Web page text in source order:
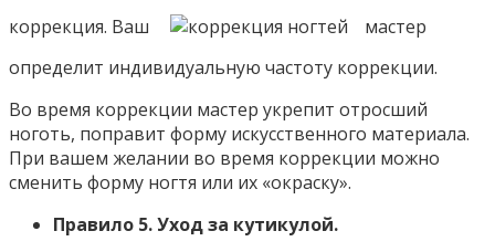
коррекция. Ваш
мастер
определит индивидуальную частоту коррекции.
Во время коррекции мастер укрепит отросший
ноготь, поправит форму искусственного материала.
При вашем желании во время коррекции можно
сменить форму ногтя или их «окраску».
Правило 5. Уход за кутикулой.